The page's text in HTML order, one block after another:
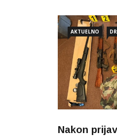
AKTUELNO
Nakon